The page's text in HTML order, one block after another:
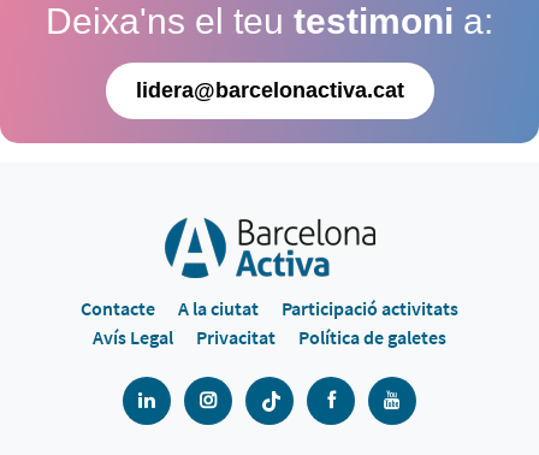
Deixa'ns el teu testimoni a:
lidera@barcelonactiva.cat
Contacte A la ciutat
Participació activitats
Avís Legal
Privacitat Política de galetes